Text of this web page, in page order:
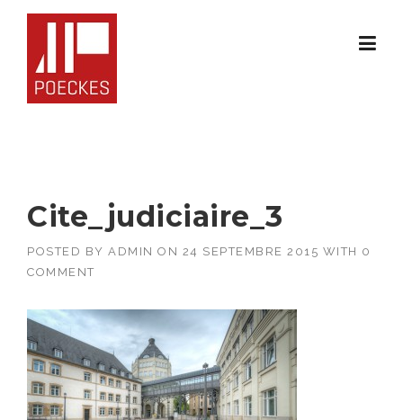
Cite_judiciaire_3
POSTED BY ADMIN ON 24 SEPTEMBRE 2015 WITH 0
COMMENT